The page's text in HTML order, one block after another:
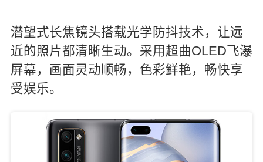
潜望式长焦镜头搭载光学防抖技术，让远
近的照片都清晰生动。采用超曲OLED飞瀑
屏幕，画面灵动顺畅，色彩鲜艳，畅快享
受娱乐。